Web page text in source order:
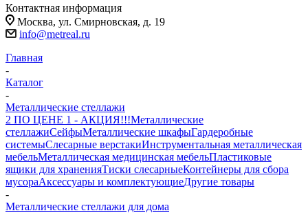
Контактная информация
Москва, ул. Смирновская, д. 19
info@metreal.ru
Главная
-
Каталог
-
Металлические стеллажи
2 ПО ЦЕНЕ 1 - АКЦИЯ!!!Металлические
стеллажиСейфыМеталлические шкафыГардеробные
системыСлесарные верстакиИнструментальная металлическая
мебельМеталлическая медицинская мебельПластиковые
ящики для храненияТиски слесарныеКонтейнеры для сбора
мусораАксессуары и комплектующиеДругие товары
-
Металлические стеллажи для дома